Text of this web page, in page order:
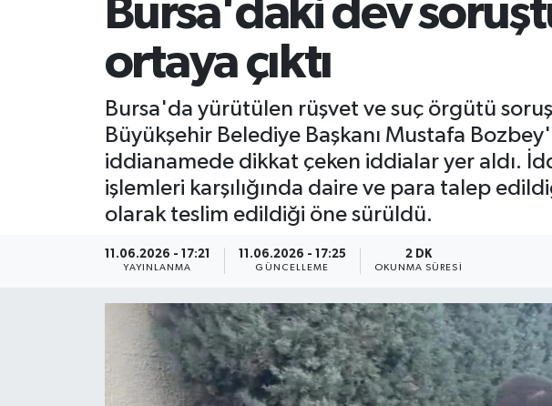
Bursa'daki dev
ortaya çıktı
Bursa'da yürütülen rüşvet ve suç örgütü
Büyükşehir Belediye Başkanı Mustafa
iddianamede dikkat çeken iddialar yer aldı.
işlemleri karşılığında daire ve para talep
olarak teslim edildiği öne sürüldü.
11.06.2026 - 17:21
YAYINLANMA
11.06.2026 - 17:25
GÜNCELLEME
2 DK
OKUNMA SÜRESI
Bilim Teknoloji
Advertising news
Canlı Maç
Dış Haberler
Tüm Manşetler
Son Dakika Haberleri
Haber Arşivi